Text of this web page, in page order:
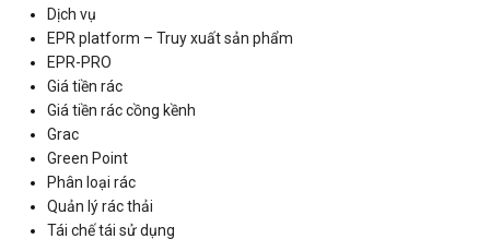
Dịch vụ
EPR platform – Truy xuất sản phẩm
EPR-PRO
Giá tiền rác
Giá tiền rác cồng kềnh
Grac
Green Point
Phân loại rác
Quản lý rác thải
Tái chế tái sử dụng